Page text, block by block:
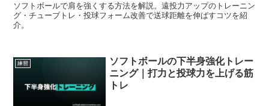
ソフトボールで肩を強くする方法を解説。遠投力アップのトレーニン
グ・チューブトレ・投球フォーム改善で送球距離を伸ばすコツを紹
介。
練習
ソフトボールの下半身強化トレー
ニング｜打力と投球力を上げる筋
トレ